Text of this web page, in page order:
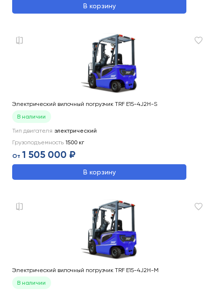
В корзину
Электрический вилочный погрузчик TRF E15-4J2H-S
В наличии
Тип двигателя электрический
Грузоподъемность 1500 кг
От 1 505 000 ₽
В корзину
Электрический вилочный погрузчик TRF E15-4J2H-M
В наличии